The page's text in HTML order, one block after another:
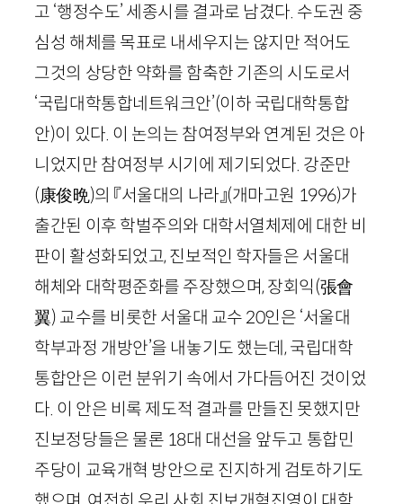
고 ‘행정수도’ 세종시를 결과로 남겼다. 수도권 중
심성 해체를 목표로 내세우지는 않지만 적어도
그것의 상당한 약화를 함축한 기존의 시도로서
‘국립대학통합네트워크안’(이하 국립대학통합
안)이 있다. 이 논의는 참여정부와 연계된 것은 아
니었지만 참여정부 시기에 제기되었다. 강준만
(康俊晩)의 『서울대의 나라』(개마고원 1996)가
출간된 이후 학벌주의와 대학서열체제에 대한 비
판이 활성화되었고, 진보적인 학자들은 서울대
해체와 대학평준화를 주장했으며, 장회익(張會
翼) 교수를 비롯한 서울대 교수 20인은 ‘서울대
학부과정 개방안’을 내놓기도 했는데, 국립대학
통합안은 이런 분위기 속에서 가다듬어진 것이었
다. 이 안은 비록 제도적 결과를 만들진 못했지만
진보정당들은 물론 18대 대선을 앞두고 통합민
주당이 교육개혁 방안으로 진지하게 검토하기도